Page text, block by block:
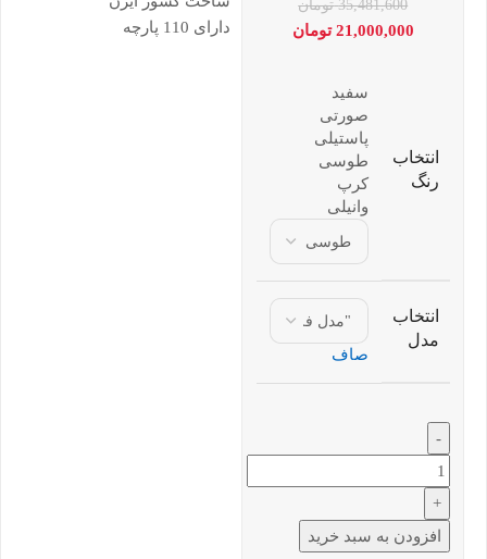
دارای 110 پارچه
35,481,600 تومان
21,000,000 تومان
انتخاب
رنگ
سفید
صورتی
پاستیلی
طوسی
کرپ
وانیلی
انتخاب
مدل
صاف
-
+
افزودن به سبد خرید